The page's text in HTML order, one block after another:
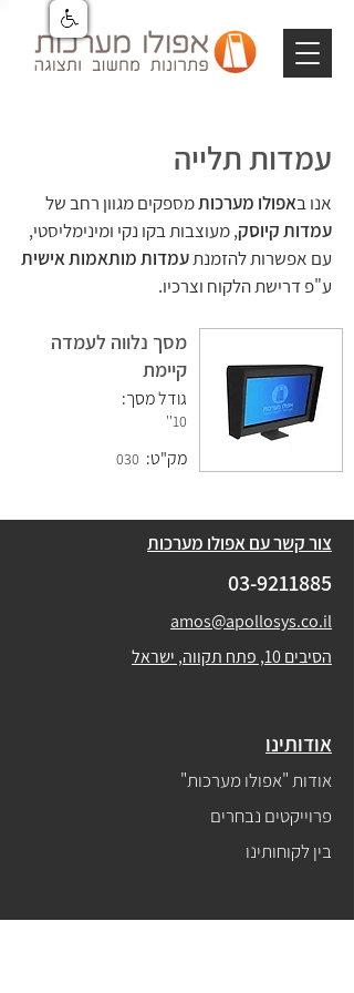
עמדות תלייה
אנו באפולו מערכותמספקים מגוון רחב של
עמדות קיוסק, מעוצבות בקו נקי ומינימליסטי,
עם אפשרות להזמנתעמדות מותאמות אישית
ע"פ דרישת הלקוח וצרכיו.
מסך נלווה לעמדה
קיימת
גודל מסך:
10''
030 מק"ט:
צור קשר עם אפולו מערכות
amos@apollosys.co.il
03-9211885
הסיבים 10, פתח תקווה, ישראל
אודותינו
אודות "אפולו מערכות"
פרוייקטים נבחרים
בין לקוחותינו